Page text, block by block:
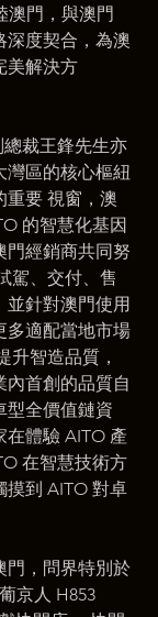
澳門，與澳門
深度契合，為澳
美解決方
裁王鋒先生亦
灣區的核心樞紐
重要 視窗，澳
的智慧化基因
門經銷商共同努
駕、交付、售
針對澳門使用
多適配當地市場
升智造品質，
內首創的品質自
型全價值鏈資
在體驗 AITO 產
在智慧技術方
摸到 AITO 對卓
門，問界特別於
京人 H853